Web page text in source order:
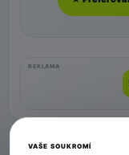
REKLAMA
VAŠE SOUKROMÍ